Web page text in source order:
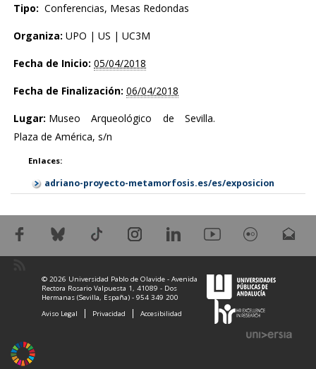
Tipo: Conferencias, Mesas Redondas
Organiza: UPO | US | UC3M
Fecha de Inicio: 05/04/2018
Fecha de Finalización: 06/04/2018
Lugar: Museo Arqueológico de Sevilla.
Plaza de América, s/n
Enlaces:
adriano-proyecto-metamorfosis.es/es/exposicion
© 2026 Universidad Pablo de Olavide - Avenida
Rectora Rosario Valpuesta 1, 41089 - Dos
Hermanas (Sevilla, España) - 954 349 200
Aviso Legal
Privacidad Accesibilidad